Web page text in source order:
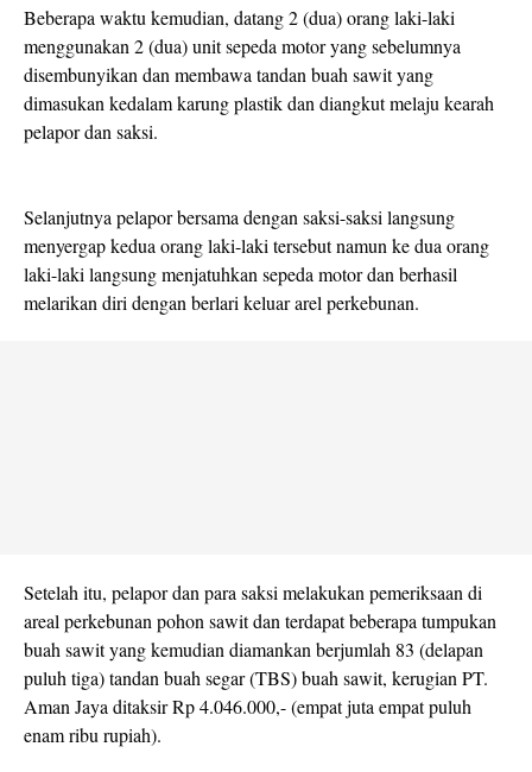
Beberapa waktu kemudian, datang 2 (dua) orang laki-laki
menggunakan 2 (dua) unit sepeda motor yang sebelumnya
disembunyikan dan membawa tandan buah sawit yang
dimasukan kedalam karung plastik dan diangkut melaju kearah
pelapor dan saksi.
Selanjutnya pelapor bersama dengan saksi-saksi langsung
menyergap kedua orang laki-laki tersebut namun ke dua orang
laki-laki langsung menjatuhkan sepeda motor dan berhasil
melarikan diri dengan berlari keluar arel perkebunan.
Setelah itu, pelapor dan para saksi melakukan pemeriksaan di
areal perkebunan pohon sawit dan terdapat beberapa tumpukan
buah sawit yang kemudian diamankan berjumlah 83 (delapan
puluh tiga) tandan buah segar (TBS) buah sawit, kerugian PT.
Aman Jaya ditaksir Rp 4.046.000,- (empat juta empat puluh
enam ribu rupiah).